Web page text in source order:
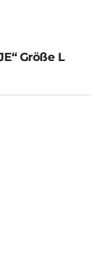
L
Größe L